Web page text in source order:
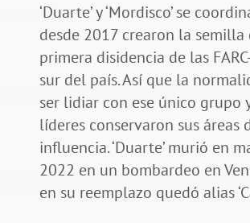
‘Duarte’ y ‘Mordisco’ se
desde 2017 crearon la semilla
primera disidencia de las
sur del país. Así que la
ser lidiar con ese único grupo
líderes conservaron sus áreas
influencia. ‘Duarte’ murió en
2022 en un bombardeo en
en su reemplazo quedó alias